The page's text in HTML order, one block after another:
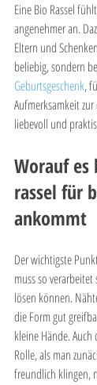
Eine Bio Rassel
angenehmer an.
Eltern und
beliebig, sondern
Geburtsgeschenk,
Aufmerksamkeit
liebevoll und
Worauf
rassel für
ankommt
Der wichtigste
muss so
lösen können.
die Form gut
kleine Hände. Auch
Rolle, als man
freundlich klingen,